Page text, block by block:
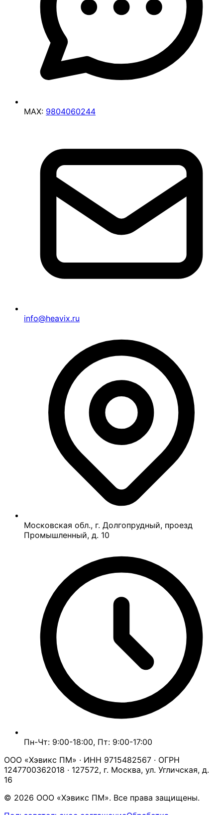
MAX: 9804060244
info@heavix.ru
Московская обл., г. Долгопрудный, проезд
Промышленный, д. 10
Пн-Чт: 9:00-18:00, Пт: 9:00-17:00
ООО «Хэвикс ПМ» · ИНН 9715482567 · ОГРН
1247700362018 · 127572, г. Москва, ул. Угличская, д.
16
© 2026 ООО «Хэвикс ПМ». Все права защищены.